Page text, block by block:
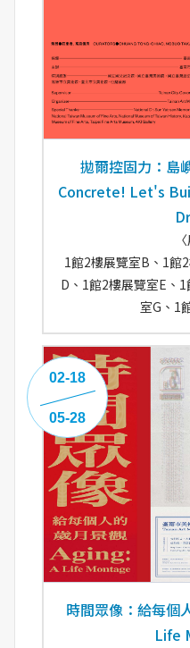
拋爾控固力：島
Concrete! Let's
1館2樓展覽室B、1館
D、1館2樓展覽室E、
室G、1
時間眾像：給每
Life
02-18
05-28